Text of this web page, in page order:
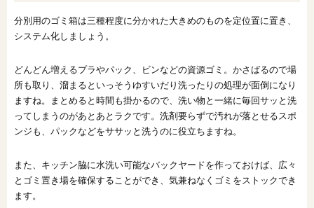
分別用のゴミ箱は三種程度に分かれた大きめのものを定位置に置き、
システム化しましょう。
どんどん増えるプラやパック、ビンなどの資源ゴミ。かさばるので場
所も取り、溜まるといっそうゆすいだり洗ったりの処理が面倒になり
ますね。まとめると時間も掛かるので、洗い物と一緒に毎回サッと洗
ってしまうのがあとあとラクです。洗剤要らずで汚れが落とせるスポ
ンジも、パックなどをササッと洗うのに役立ちますね。
また、キッチン脇に水洗い可能なバックヤードを作っておけば、広々
とゴミ置き場を確保することができ、気兼ねなくゴミをストックでき
ます。